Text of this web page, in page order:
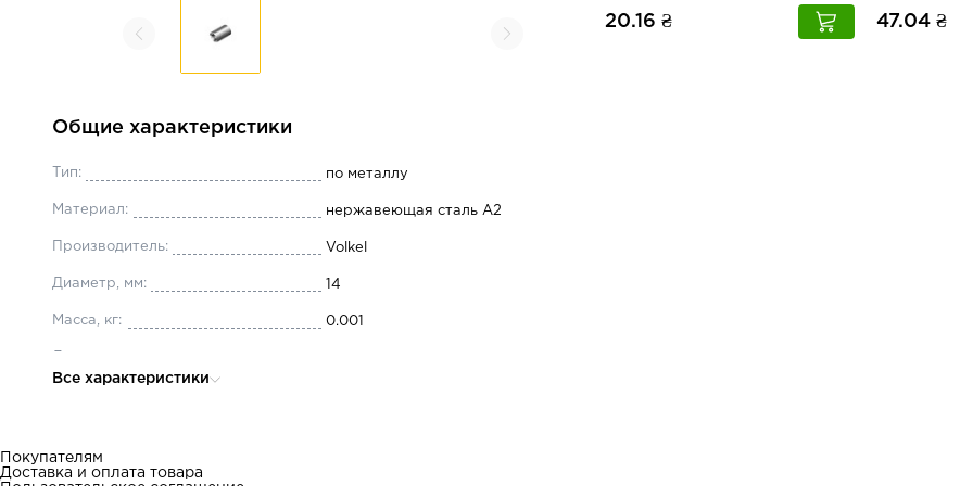
20.16 ₴ 47.04 ₴
Общие характеристики
Тип: по металлу
Материал: нержавеющая сталь А2
Производитель: Volkel
Диаметр, мм: 14
Масса, кг: 0.001
Все характеристики
Покупателям
Доставка и оплата товара